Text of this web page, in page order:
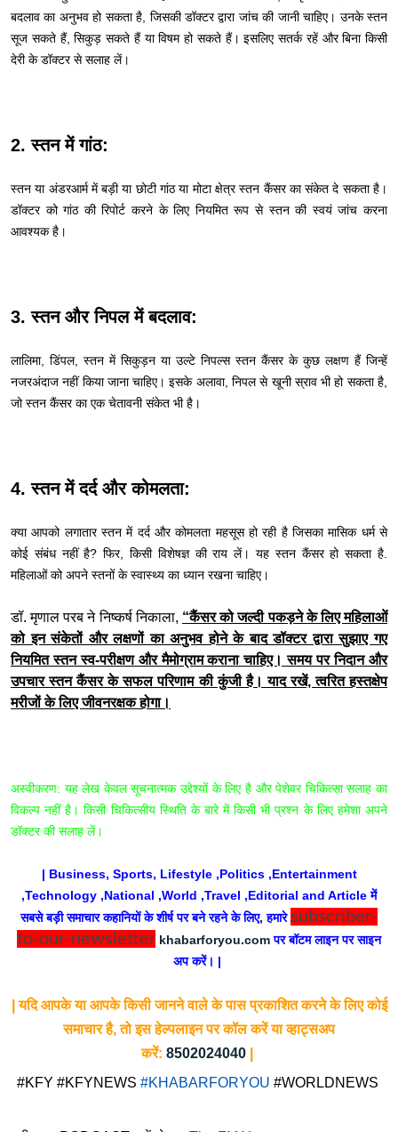
बदलाव का अनुभव हो सकता है, जिसकी डॉक्टर द्वारा जांच की जानी चाहिए। उनके स्तन
सूज सकते हैं, सिकुड़ सकते हैं या विषम हो सकते हैं। इसलिए सतर्क रहें और बिना किसी
देरी के डॉक्टर से सलाह लें।
2. स्तन में गांठ:
स्तन या अंडरआर्म में बड़ी या छोटी गांठ या मोटा क्षेत्र स्तन कैंसर का संकेत दे सकता है।
डॉक्टर को गांठ की रिपोर्ट करने के लिए नियमित रूप से स्तन की स्वयं जांच करना
आवश्यक है।
3. स्तन और निपल में बदलाव:
लालिमा, डिंपल, स्तन में सिकुड़न या उल्टे निपल्स स्तन कैंसर के कुछ लक्षण हैं जिन्हें
नजरअंदाज नहीं किया जाना चाहिए। इसके अलावा, निपल से खूनी स्राव भी हो सकता है,
जो स्तन कैंसर का एक चेतावनी संकेत भी है।
4. स्तन में दर्द और कोमलता:
क्या आपको लगातार स्तन में दर्द और कोमलता महसूस हो रही है जिसका मासिक धर्म से
कोई संबंध नहीं है? फिर, किसी विशेषज्ञ की राय लें। यह स्तन कैंसर हो सकता है.
महिलाओं को अपने स्तनों के स्वास्थ्य का ध्यान रखना चाहिए।
डॉ. मृणाल परब ने निष्कर्ष निकाला, “कैंसर को जल्दी पकड़ने के लिए महिलाओं
को इन संकेतों और लक्षणों का अनुभव होने के बाद डॉक्टर द्वारा सुझाए गए
नियमित स्तन स्व-परीक्षण और मैमोग्राम कराना चाहिए। समय पर निदान और
उपचार स्तन कैंसर के सफल परिणाम की कुंजी है। याद रखें, त्वरित हस्तक्षेप
मरीजों के लिए जीवनरक्षक होगा।
अस्वीकरण: यह लेख केवल सूचनात्मक उद्देश्यों के लिए है और पेशेवर चिकित्सा सलाह का
विकल्प नहीं है। किसी चिकित्सीय स्थिति के बारे में किसी भी प्रश्न के लिए हमेशा अपने
डॉक्टर की सलाह लें।
| Business, Sports, Lifestyle ,Politics ,Entertainment
,Technology ,National ,World ,Travel ,Editorial and Article में
सबसे बड़ी समाचार कहानियों के शीर्ष पर बने रहने के लिए, हमारेsubscriber-
to-our-newsletter khabarforyou.comपर बॉटम लाइन पर साइन
अप करें। |
| यदि आपके या आपके किसी जानने वाले के पास प्रकाशित करने के लिए कोई
समाचार है, तो इस हेल्पलाइन पर कॉल करें या व्हाट्सअप
करें: 8502024040
#KFY #KFYNEWS #KHABARFORYOU #WORLDNEWS